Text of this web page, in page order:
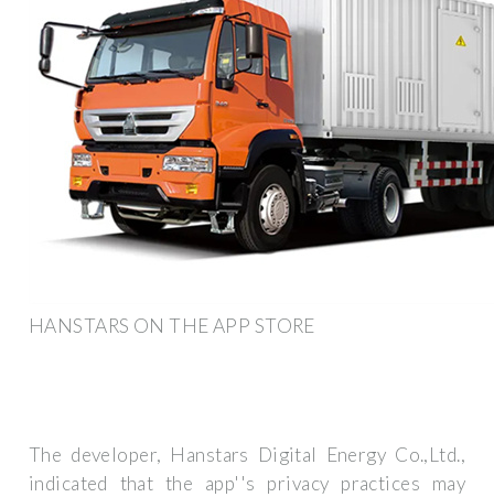
‎HANSTARS ON THE APP STORE
The developer, Hanstars Digital Energy Co.,Ltd.,
indicated that the app''s privacy practices may